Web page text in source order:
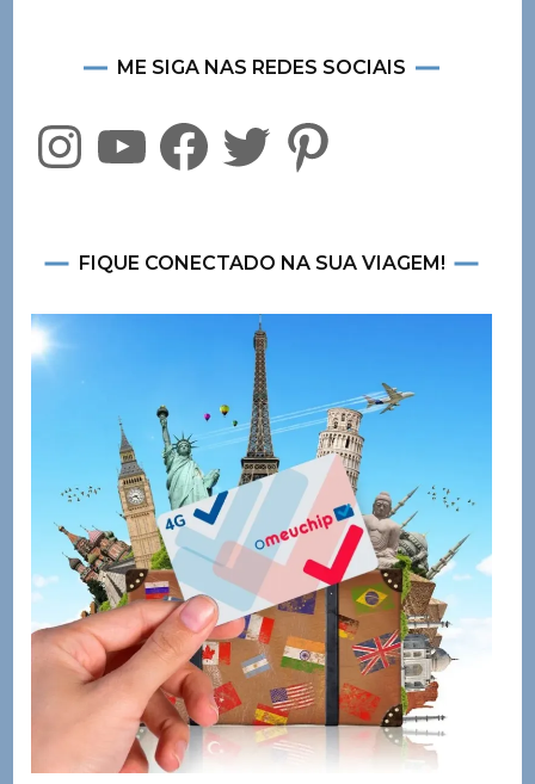
ME SIGA NAS REDES SOCIAIS
InstagramYouTubeFacebookTwitter Pinterest
FIQUE CONECTADO NA SUA VIAGEM!